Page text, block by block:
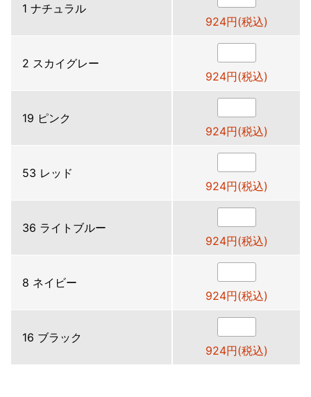
1 ナチュラル
924円(税込)
2 スカイグレー
924円(税込)
19 ピンク
924円(税込)
53 レッド
924円(税込)
36 ライトブルー
924円(税込)
8 ネイビー
924円(税込)
16 ブラック
924円(税込)